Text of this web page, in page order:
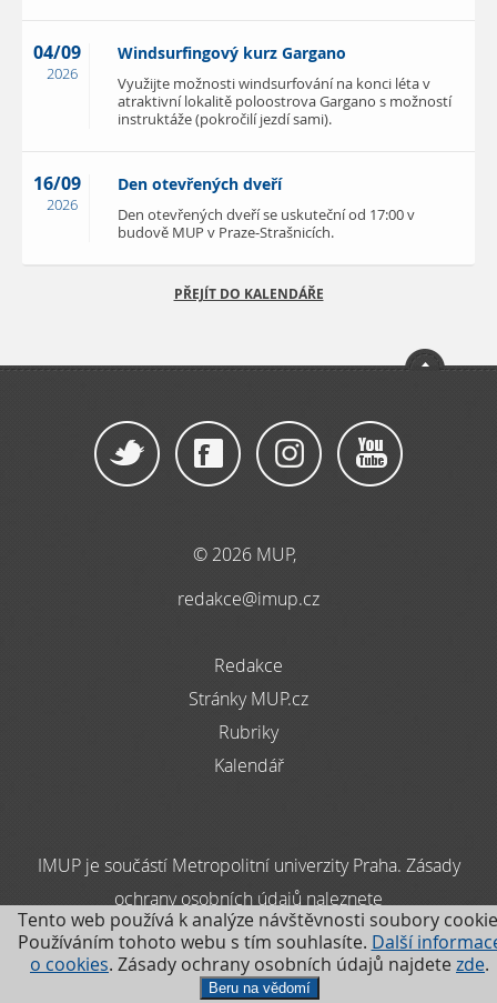
04/09
2026
Windsurfingový kurz Gargano
Využijte možnosti windsurfování na konci léta v
atraktivní lokalitě poloostrova Gargano s možností
instruktáže (pokročilí jezdí sami).
16/09
2026
Den otevřených dveří
Den otevřených dveří se uskuteční od 17:00 v
budově MUP v Praze-Strašnicích.
PŘEJÍT DO KALENDÁŘE
© 2026 MUP,
redakce@imup.cz
Redakce
Stránky MUP.cz
Rubriky
Kalendář
IMUP je součástí Metropolitní univerzity Praha. Zásady
ochrany osobních údajů naleznete
zde
.
Tento web používá k analýze návštěvnosti soubory
Používáním tohoto webu s tím souhlasíte. Další
o cookies. Zásady ochrany osobních údajů najdetezde.
Beru na vědomí